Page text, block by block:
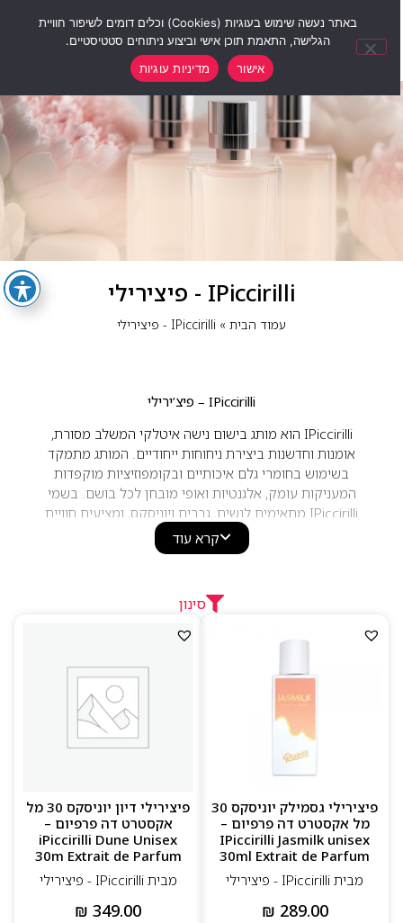
IPiccirilli - פיצירילי
עמוד הבית» IPiccirilli - פיצירילי
IPiccirilli – פיצ’ירילי
IPiccirilli הוא מותג בישום נישה איטלקי המשלב מסורת,
אומנות וחדשנות ביצירת ניחוחות ייחודיים. המותג מתמקד
בשימוש בחומרי גלם איכותיים ובקומפוזיציות מוקפדות
המעניקות עומק, אלגנטיות ואופי מובחן לכל בושם. בשמי
IPiccirilli מתאימים לנשים, גברים ויוניסקס, ומציעים חוויית
בישום יוקרתית עם נוכחות מרשימה וחתימת ריח ייחודית.
קרא עוד
סינון
פיצירילי גסמילק יוניסקס 30
מל אקסטרט דה פרפיום –
IPiccirilli Jasmilk unisex
30ml Extrait de Parfum
מבית IPiccirilli - פיצירילי
₪ 289.00
פיצירילי דיון יוניסקס 30 מל
אקסטרט דה פרפיום –
iPiccirilli Dune Unisex
30m Extrait de Parfum
מבית IPiccirilli - פיצירילי
₪ 349.00
באתר נעשה שימוש בעוגיות (Cookies) וכלים דומים לשיפור חוויית
הגלישה, התאמת תוכן אישי וביצוע ניתוחים סטטיסטיים.
אישור
מדיניות עוגיות